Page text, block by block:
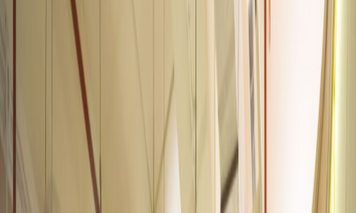
Ruang Kantor untuk
Disewakan di